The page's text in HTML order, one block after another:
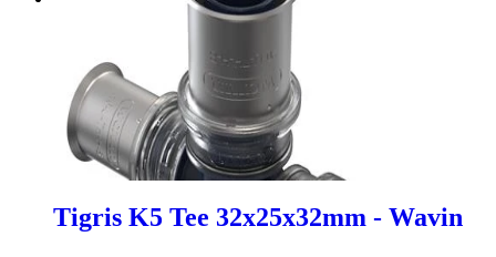
Tigris K5 Tee 32x25x32mm - Wavin